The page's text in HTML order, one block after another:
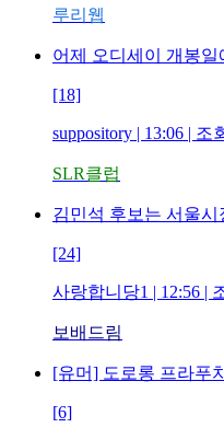
루리웹
어제 오디세이 개봉일
[18]
suppository | 13:06 | 조
SLR클럽
김민석 후보는 서울
[24]
사랑합니당1 | 12:56 |
보배드림
[유머] 도로롱 프라푸
[6]